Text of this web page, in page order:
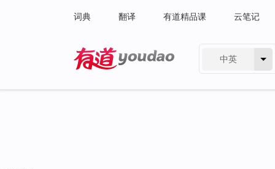
词典 翻译 有道精品课 云笔记
中英